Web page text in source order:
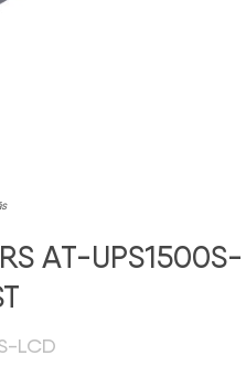
AT-UPS1500S-
LCD